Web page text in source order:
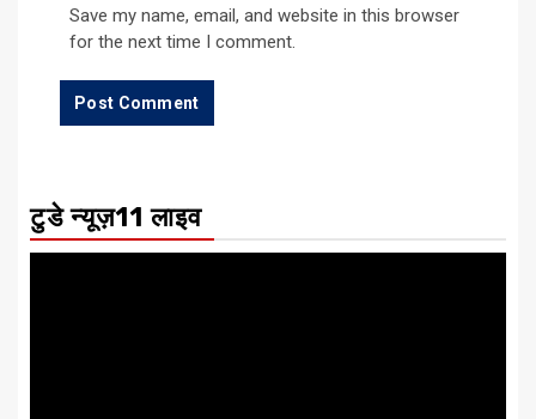
Save my name, email, and website in this browser
for the next time I comment.
टुडे न्यूज़11 लाइव